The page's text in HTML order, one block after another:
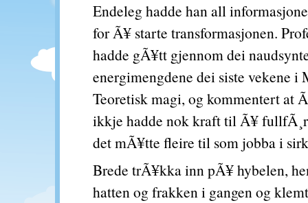
Endeleg hadde han all
for Ã¥ starte transformasjonen.
hadde gÃ¥tt gjennom dei
energimengdene dei siste vekene i
Teoretisk magi, og kommentert at
ikkje hadde nok kraft til Ã¥
det mÃ¥tte fleire til som jobba i
Brede trÃ¥kka inn pÃ¥ hybelen,
hatten og frakken i gangen og